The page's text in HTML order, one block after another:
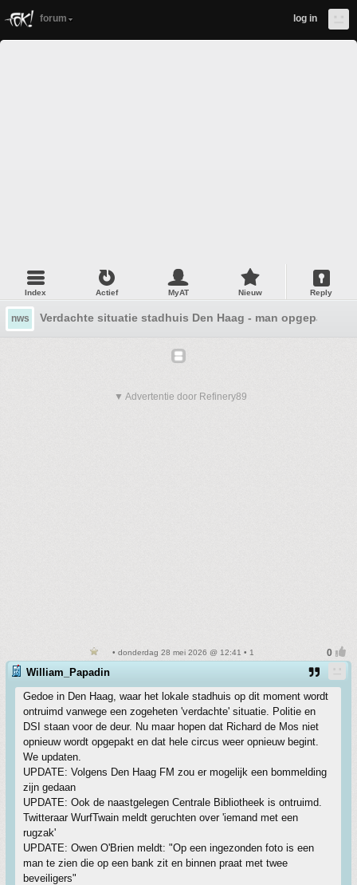
forum log in
Index Actief MyAT Nieuw Reply
nws Verdachte situatie stadhuis Den Haag - man opgepakt
▼ Advertentie door Refinery89
• donderdag 28 mei 2026 @ 12:41 • 1
William_Papadin
Gedoe in Den Haag, waar het lokale stadhuis op dit moment wordt
ontruimd vanwege een zogeheten 'verdachte' situatie. Politie en
DSI staan voor de deur. Nu maar hopen dat Richard de Mos niet
opnieuw wordt opgepakt en dat hele circus weer opnieuw begint.
We updaten.
UPDATE: Volgens Den Haag FM zou er mogelijk een bommelding
zijn gedaan
UPDATE: Ook de naastgelegen Centrale Bibliotheek is ontruimd.
Twitteraar WurfTwain meldt geruchten over 'iemand met een
rugzak'
UPDATE: Owen O'Brien meldt: "Op een ingezonden foto is een
man te zien die op een bank zit en binnen praat met twee
beveiligers"